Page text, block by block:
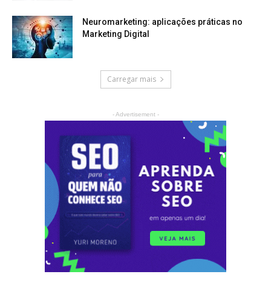
Neuromarketing: aplicações práticas no
Marketing Digital
Carregar mais
- Advertisement -